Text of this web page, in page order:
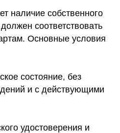
наличие собственного
соответствовать
Основные условия
состояние, без
и с действующими
удостоверения и